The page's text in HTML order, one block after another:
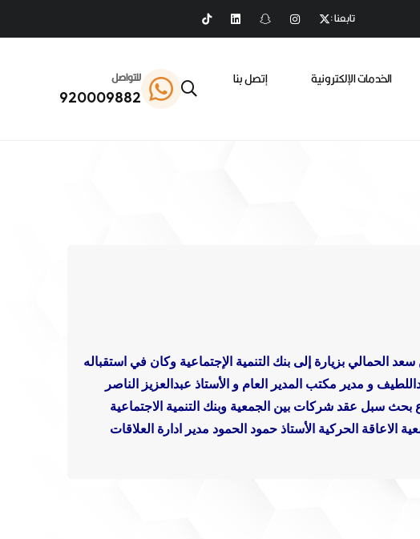
تابعنا :
الخدمات الإلكترونية
إتصل بنا
للتواصل
920009882
الحمالي بزيارة إلى بنك التنمية الإجتماعية وكان في استقباله
و مدير مكتب المدير العام و الأستاذ عبدالعزيز الناصر
بحث سبل عقد شركات بين الجمعية وبنك التنمية الاجتماعية
الاعاقة الحركية الأستاذ حمود الحمود مدير ادارة العلاقات